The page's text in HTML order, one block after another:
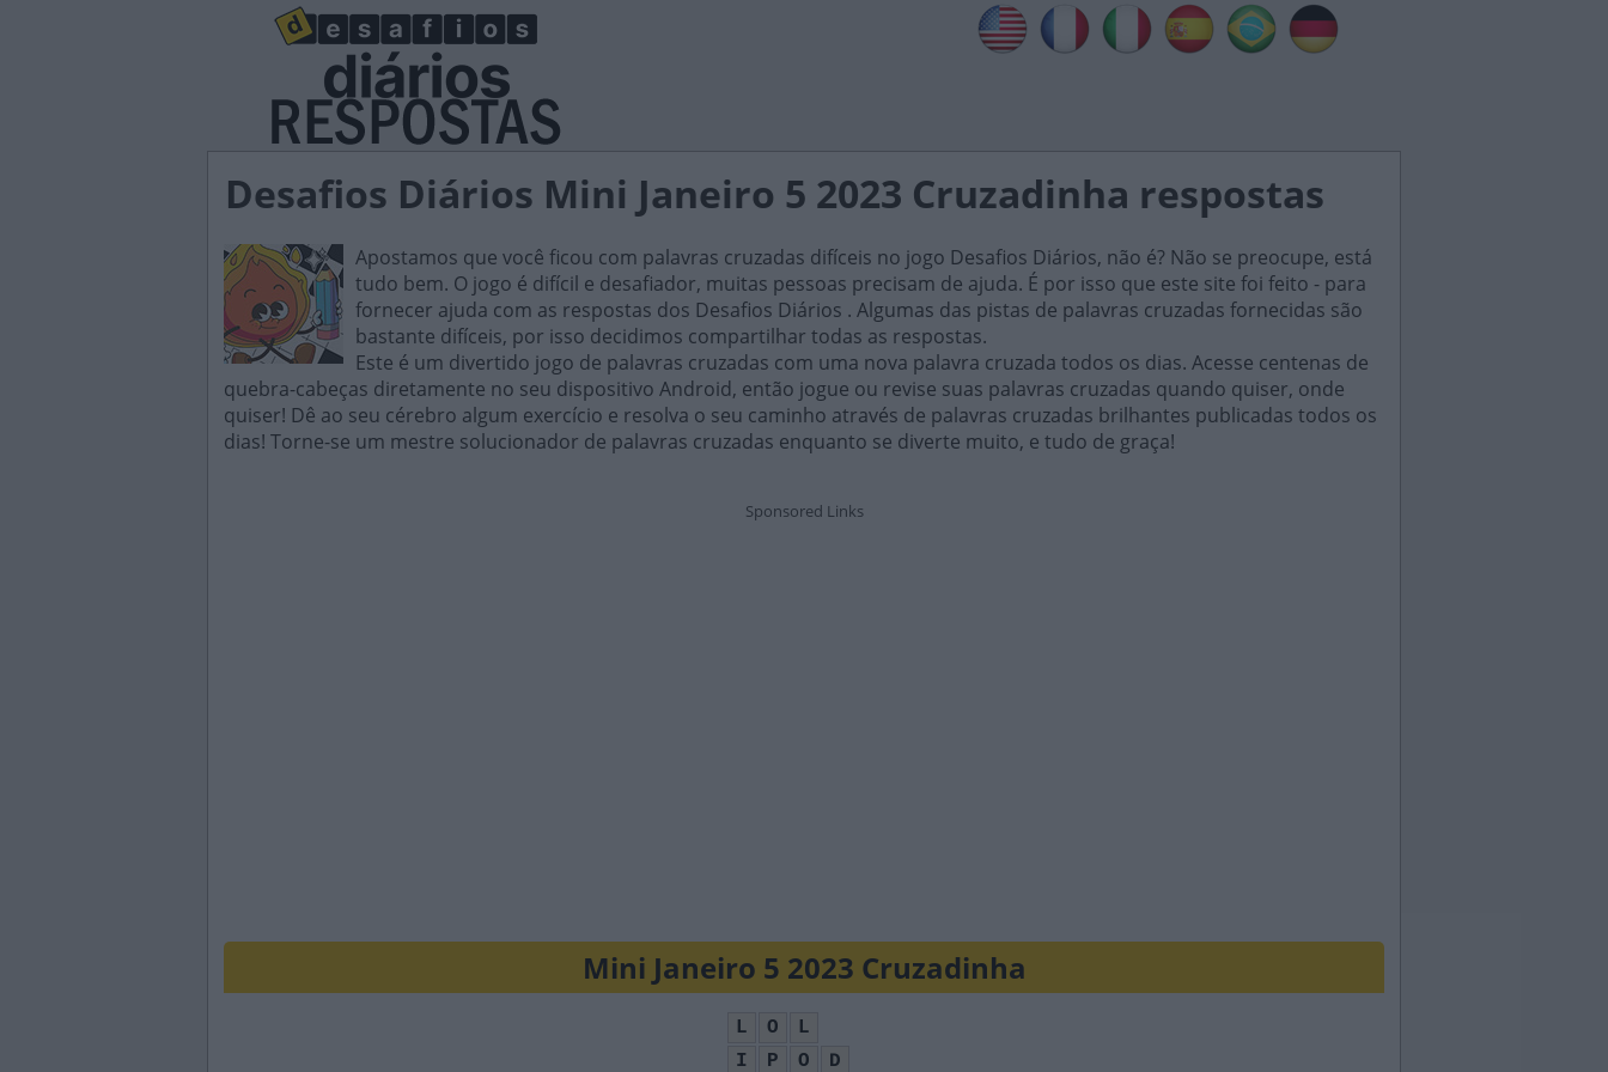
Desafios Diários Mini Janeiro 5 2023 Cruzadinha respostas
Apostamos que você ficou com palavras cruzadas difíceis no jogo Desafios Diários, não é? Não se preocupe, está
tudo bem. O jogo é difícil e desafiador, muitas pessoas precisam de ajuda. É por isso que este site foi feito - para
fornecer ajuda com as respostas dos Desafios Diários . Algumas das pistas de palavras cruzadas fornecidas são
bastante difíceis, por isso decidimos compartilhar todas as respostas.
Este é um divertido jogo de palavras cruzadas com uma nova palavra cruzada todos os dias. Acesse centenas de
quebra-cabeças diretamente no seu dispositivo Android, então jogue ou revise suas palavras cruzadas quando quiser, onde
quiser! Dê ao seu cérebro algum exercício e resolva o seu caminho através de palavras cruzadas brilhantes publicadas todos os
dias! Torne-se um mestre solucionador de palavras cruzadas enquanto se diverte muito, e tudo de graça!
Mini Janeiro 5 2023 Cruzadinha
L O
L
I
P O
D